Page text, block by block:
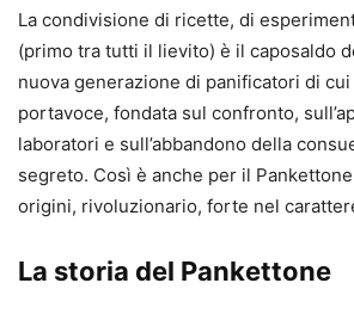
La condivisione di ricette, di
(primo tra tutti il lievito) è il caposaldo
nuova generazione di panificatori di
portavoce, fondata sul confronto,
laboratori e sull’abbandono della
segreto. Così è anche per il
origini, rivoluzionario, forte nel
La storia del Pankettone